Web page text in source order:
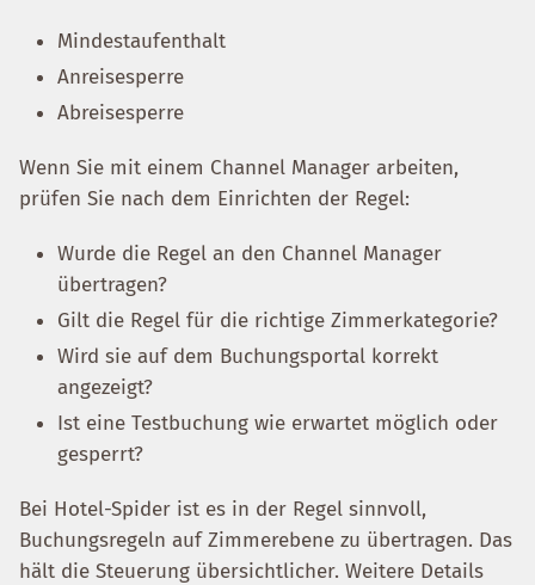
Mindestaufenthalt
Anreisesperre
Abreisesperre
Wenn Sie mit einem Channel Manager arbeiten,
prüfen Sie nach dem Einrichten der Regel:
Wurde die Regel an den Channel Manager
übertragen?
Gilt die Regel für die richtige Zimmerkategorie?
Wird sie auf dem Buchungsportal korrekt
angezeigt?
Ist eine Testbuchung wie erwartet möglich oder
gesperrt?
Bei Hotel-Spider ist es in der Regel sinnvoll,
Buchungsregeln auf Zimmerebene zu übertragen. Das
hält die Steuerung übersichtlicher. Weitere Details